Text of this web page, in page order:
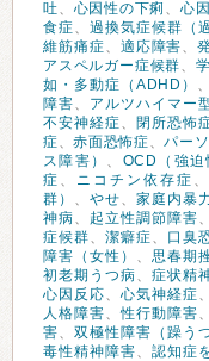
吐、 心因性の下痢 、 心
食症、 過換気症候群（
維筋痛症、 適応障害、
アスペルガー症候群、
如・多動症（ADHD） 、
障害、 アルツハイマー
不安神経症、 閉所恐怖
症、赤面恐怖症、パー
ス障害） 、 OCD（強迫
症 、 ニコチン依存症 、
群） 、 やせ、 家庭内暴
神病、 起立性調節障害、
症候群、 潔癖症、 口臭
障害（女性） 、 思春期
初老期うつ病、 症状精
心因反応、 心気神経症、
人格障害、性行動障害、
害、 双極性障害（躁う
毒性精神障害、 認知症